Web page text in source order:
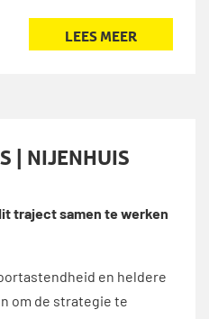
LEES MEER
| NIJENHUIS
traject samen te werken
en heldere
om de strategie te